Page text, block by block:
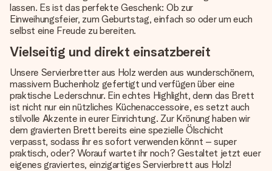
lassen. Es ist das perfekte Geschenk: Ob zur
Einweihungsfeier, zum Geburtstag, einfach so oder um euch
selbst eine Freude zu bereiten.
Vielseitig und direkt einsatzbereit
Unsere Servierbretter aus Holz werden aus wunderschönem,
massivem Buchenholz gefertigt und verfügen über eine
praktische Lederschnur. Ein echtes Highlight, denn das Brett
ist nicht nur ein nützliches Küchenaccessoire, es setzt auch
stilvolle Akzente in eurer Einrichtung. Zur Krönung haben wir
dem gravierten Brett bereits eine spezielle Ölschicht
verpasst, sodass ihr es sofort verwenden könnt – super
praktisch, oder? Worauf wartet ihr noch? Gestaltet jetzt euer
eigenes graviertes, einzigartiges Servierbrett aus Holz!